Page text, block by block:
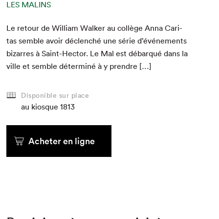
LES MALINS
au kiosque
Acheter en ligne
1763
Acheter
Acheter en ligne
LES MALINS
Le retour de William Walk­er au col­lège Anna Car­i­
tas sem­ble avoir déclenché une série d’événements
bizarres à Saint-Hec­tor. Le Mal est débar­qué dans la
ville et sem­ble déter­miné à y prendre […]
Disponible sur place
au kiosque 1813
Acheter en ligne
1763
Acheter
Acheter en ligne
LES MALINS
au kiosque
Acheter en ligne
1763
Acheter
Acheter en ligne